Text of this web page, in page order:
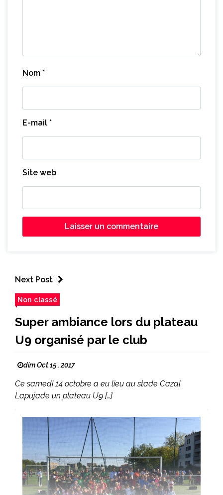
Nom *
E-mail *
Site web
Next Post
Non classé
Super ambiance lors du plateau
U9 organisé par le club
dim Oct 15 , 2017
Ce samedi 14 octobre a eu lieu au stade Cazal
Lapujade un plateau U9 […]